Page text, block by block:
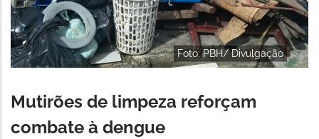
Foto: PBH/ Divulgação
Mutirões de limpeza reforçam
combate à dengue